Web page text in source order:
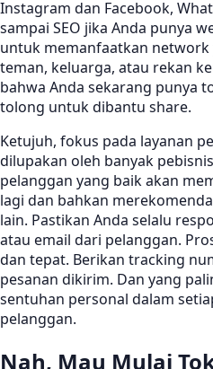
Instagram dan Facebook,
sampai SEO jika Anda punya
untuk memanfaatkan network
teman, keluarga, atau rekan
bahwa Anda sekarang punya
tolong untuk dibantu share.
Ketujuh, fokus pada layanan
dilupakan oleh banyak
pelanggan yang baik akan
lagi dan bahkan
lain. Pastikan Anda selalu
atau email dari pelanggan.
dan tepat. Berikan tracking
pesanan dikirim. Dan yang
sentuhan personal dalam
pelanggan.
Nah, Mau Mulai